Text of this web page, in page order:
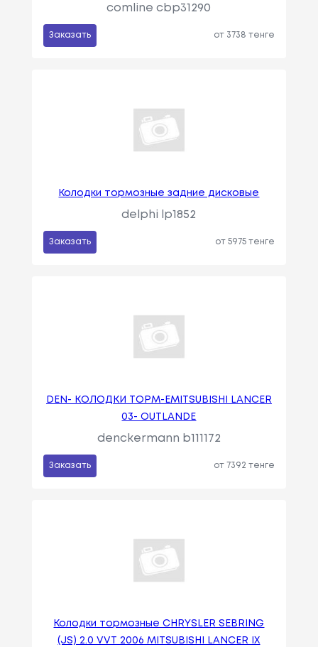
comline cbp31290
Заказать от 3738 тенге
Колодки тормозные задние дисковые
delphi lp1852
Заказать от 5975 тенге
DEN- КОЛОДКИ ТОРМ-ЕMITSUBISHI LANCER
03- OUTLANDE
denckermann b111172
Заказать от 7392 тенге
Колодки тормозные СHRYSLER SEBRING
(JS) 2.0 VVT 2006 MITSUBISHI LANСER IX